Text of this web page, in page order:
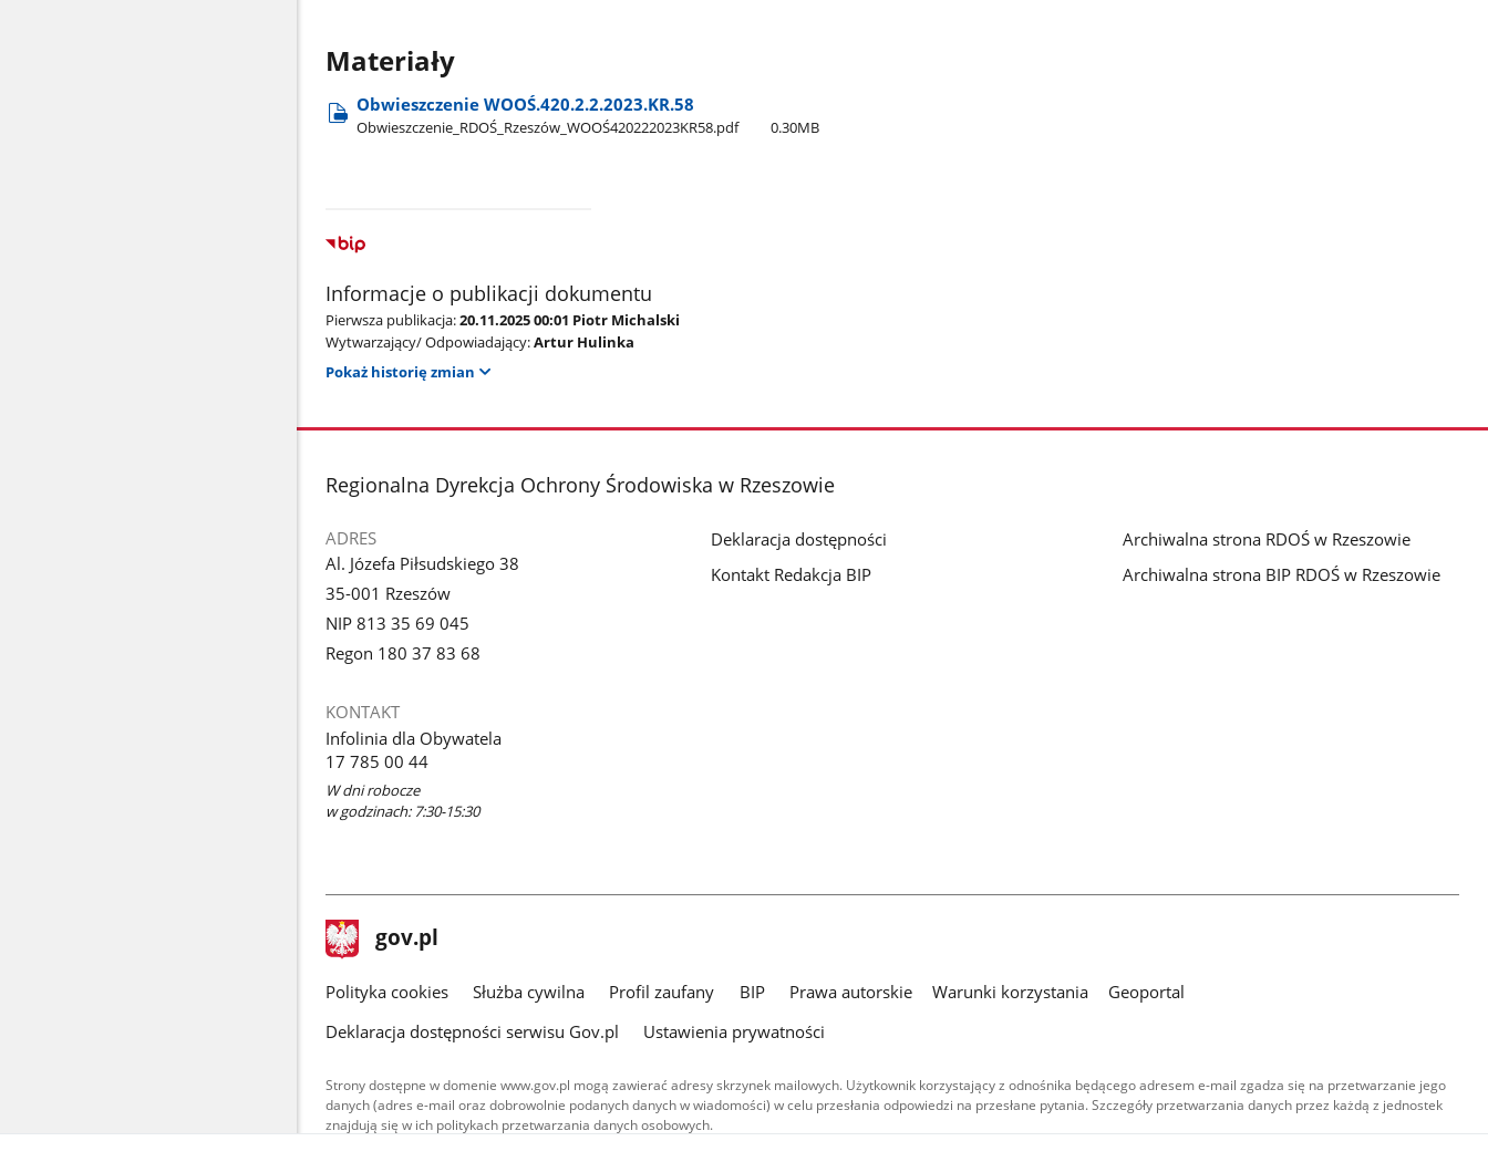
Materiały
Obwieszczenie WOOŚ.420.2.2.2023.KR.58
Obwieszczenie​_RDOŚ​_Rzeszów​_WOOŚ420222023KR58.pdf 0.30MB
Informacje o publikacji dokumentu
Pierwsza publikacja:20.11.2025 00:01 Piotr Michalski
Wytwarzający/ Odpowiadający:Artur Hulinka
Pokaż historię zmian
stopka
Regionalna Dyrekcja Ochrony Środowiska w Rzeszowie
ADRES
Al. Józefa Piłsudskiego 38
35-001 Rzeszów
NIP 813 35 69 045
Regon 180 37 83 68
KONTAKT
Infolinia dla Obywatela
17 785 00 44
W dni robocze
w godzinach: 7:30-15:30
Deklaracja dostępności
Kontakt Redakcja BIP
Archiwalna strona RDOŚ w Rzeszowie
Archiwalna strona BIP RDOŚ w Rzeszowie
stopka
gov.pl Strona
gov.pl
gov.pl
Polityka cookies Służba cywilna Profil zaufany BIP Prawa autorskie Warunki korzystania
Geoportal
Deklaracja dostępności serwisu Gov.pl
Ustawienia prywatności
Strony dostępne w domenie www.gov.pl mogą zawierać adresy skrzynek mailowych. Użytkownik korzystający z odnośnika będącego adresem e-mail zgadza się na przetwarzanie jego
danych (adres e-mail oraz dobrowolnie podanych danych w wiadomości) w celu przesłania odpowiedzi na przesłane pytania. Szczegóły przetwarzania danych przez każdą z jednostek
znajdują się w ich politykach przetwarzania danych osobowych.